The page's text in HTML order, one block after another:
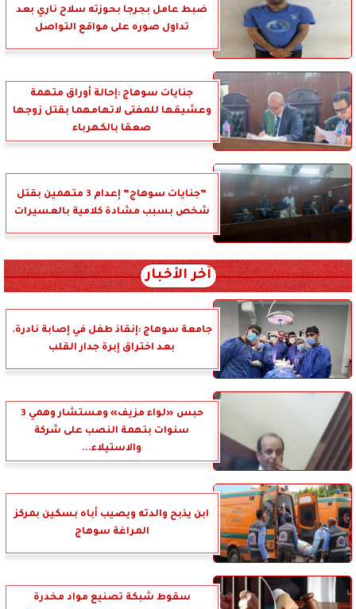
ضبط عامل بجرجا بحوزته سلاح ناري بعد
تداول صوره على مواقع التواصل
جنايات سوهاج :إحالة أوراق متهمة
وعشيقها للمفتى لاتهامهما بقتل زوجها
صعقا بالكهرباء
”جنايات سوهاج” إعدام 3 متهمين بقتل
شخص بسبب مشادة كلامية بالعسيرات
آخر الأخبار
جامعة سوهاج :إنقاذ طفل في إصابة نادرة.
بعد اختراق إبرة جدار القلب
حبس «لواء مزيف» ومستشار وهمي 3
سنوات بتهمة النصب على شركة
والاستيلاء...
ابن يذبح والدته ويصيب أباه بسكين بمركز
المراغة سوهاج
سقوط شبكة تصنيع مواد مخدرة